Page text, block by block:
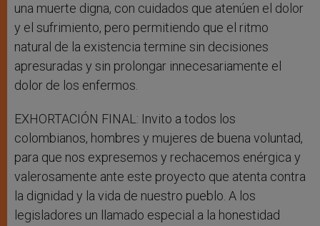
una muerte digna, con cuidados que atenúen el dolor
y el sufrimiento, pero permitiendo que el ritmo
natural de la existencia termine sin decisiones
apresuradas y sin prolongar innecesariamente el
dolor de los enfermos.
EXHORTACIÓN FINAL: Invito a todos los
colombianos, hombres y mujeres de buena voluntad,
para que nos expresemos y rechacemos enérgica y
valerosamente ante este proyecto que atenta contra
la dignidad y la vida de nuestro pueblo. A los
legisladores un llamado especial a la honestidad